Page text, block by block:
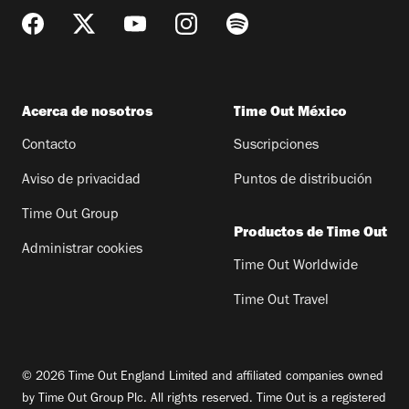
Acerca de nosotros
Contacto
Aviso de privacidad
Time Out Group
Administrar cookies
Time Out México
Suscripciones
Puntos de distribución
Productos de Time Out
Time Out Worldwide
Time Out Travel
© 2026 Time Out England Limited and affiliated companies owned
by Time Out Group Plc. All rights reserved. Time Out is a registered